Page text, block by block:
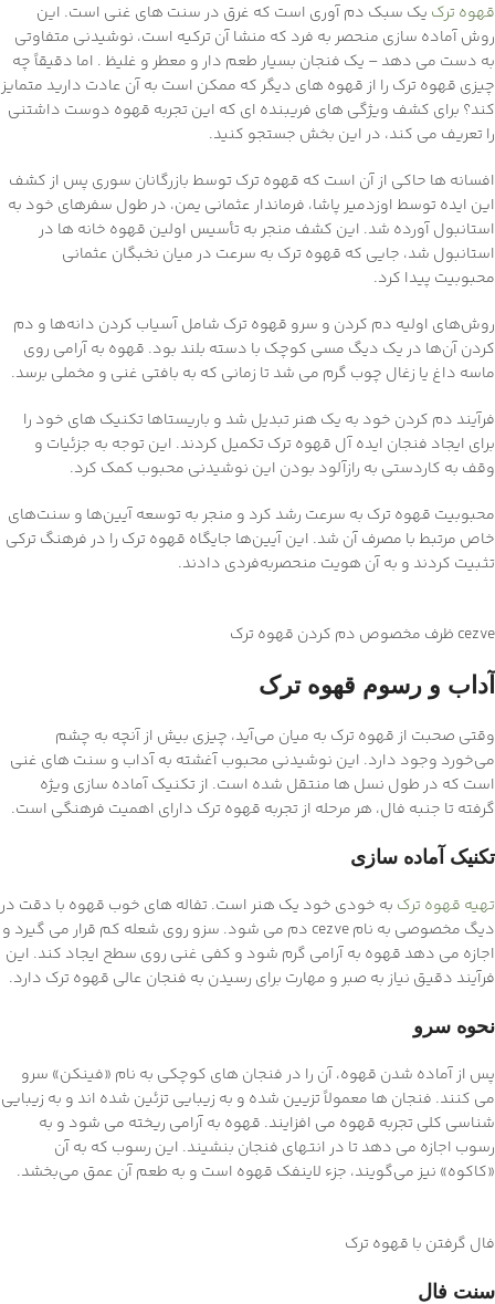
قهوه ترک یک سبک دم آوری است که غرق در سنت های غنی است. این
روش آماده سازی منحصر به فرد که منشا آن ترکیه است، نوشیدنی متفاوتی
به دست می دهد – یک فنجان بسیار طعم دار و معطر و غلیظ . اما دقیقاً چه
چیزی قهوه ترک را از قهوه های دیگر که ممکن است به آن عادت دارید متمایز
کند؟ برای کشف ویژگی های فریبنده ای که این تجربه قهوه دوست داشتنی
را تعریف می کند، در این بخش جستجو کنید.
افسانه ها حاکی از آن است که قهوه ترک توسط بازرگانان سوری پس از کشف
این ایده توسط اوزدمیر پاشا، فرماندار عثمانی یمن، در طول سفرهای خود به
استانبول آورده شد. این کشف منجر به تأسیس اولین قهوه خانه ها در
استانبول شد، جایی که قهوه ترک به سرعت در میان نخبگان عثمانی
محبوبیت پیدا کرد.
روش‌های اولیه دم کردن و سرو قهوه ترک شامل آسیاب کردن دانه‌ها و دم
کردن آن‌ها در یک دیگ مسی کوچک با دسته بلند بود. قهوه به آرامی روی
ماسه داغ یا زغال چوب گرم می شد تا زمانی که به بافتی غنی و مخملی برسد.
فرآیند دم کردن خود به یک هنر تبدیل شد و باریستاها تکنیک های خود را
برای ایجاد فنجان ایده آل قهوه ترک تکمیل کردند. این توجه به جزئیات و
وقف به کاردستی به رازآلود بودن این نوشیدنی محبوب کمک کرد.
محبوبیت قهوه ترک به سرعت رشد کرد و منجر به توسعه آیین‌ها و سنت‌های
خاص مرتبط با مصرف آن شد. این آیین‌ها جایگاه قهوه ترک را در فرهنگ ترکی
تثبیت کردند و به آن هویت منحصربه‌فردی دادند.
cezve ظرف مخصوص دم کردن قهوه ترک
آداب و رسوم قهوه ترک
وقتی صحبت از قهوه ترک به میان می‌آید، چیزی بیش از آنچه به چشم
می‌خورد وجود دارد. این نوشیدنی محبوب آغشته به آداب و سنت های غنی
است که در طول نسل ها منتقل شده است. از تکنیک آماده سازی ویژه
گرفته تا جنبه فال، هر مرحله از تجربه قهوه ترک دارای اهمیت فرهنگی است.
تکنیک آماده سازی
تهیه قهوه ترک به خودی خود یک هنر است. تفاله های خوب قهوه با دقت در
دیگ مخصوصی به نام cezve دم می شود. سزو روی شعله کم قرار می گیرد و
اجازه می دهد قهوه به آرامی گرم شود و کفی غنی روی سطح ایجاد کند. این
فرآیند دقیق نیاز به صبر و مهارت برای رسیدن به فنجان عالی قهوه ترک دارد.
نحوه سرو
پس از آماده شدن قهوه، آن را در فنجان های کوچکی به نام «فینکن» سرو
می کنند. فنجان ها معمولاً تزیین شده و به زیبایی تزئین شده اند و به زیبایی
شناسی کلی تجربه قهوه می افزایند. قهوه به آرامی ریخته می شود و به
رسوب اجازه می دهد تا در انتهای فنجان بنشیند. این رسوب که به آن
«کاکوه» نیز می‌گویند، جزء لاینفک قهوه است و به طعم آن عمق می‌بخشد.
فال گرفتن با قهوه ترک
سنت فال